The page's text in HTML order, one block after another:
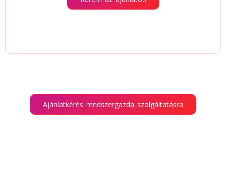
Ajánlatkérés rendszergazda szolgáltatásra